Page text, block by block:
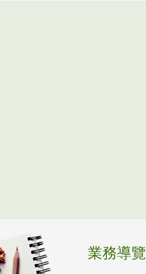
業務導覽